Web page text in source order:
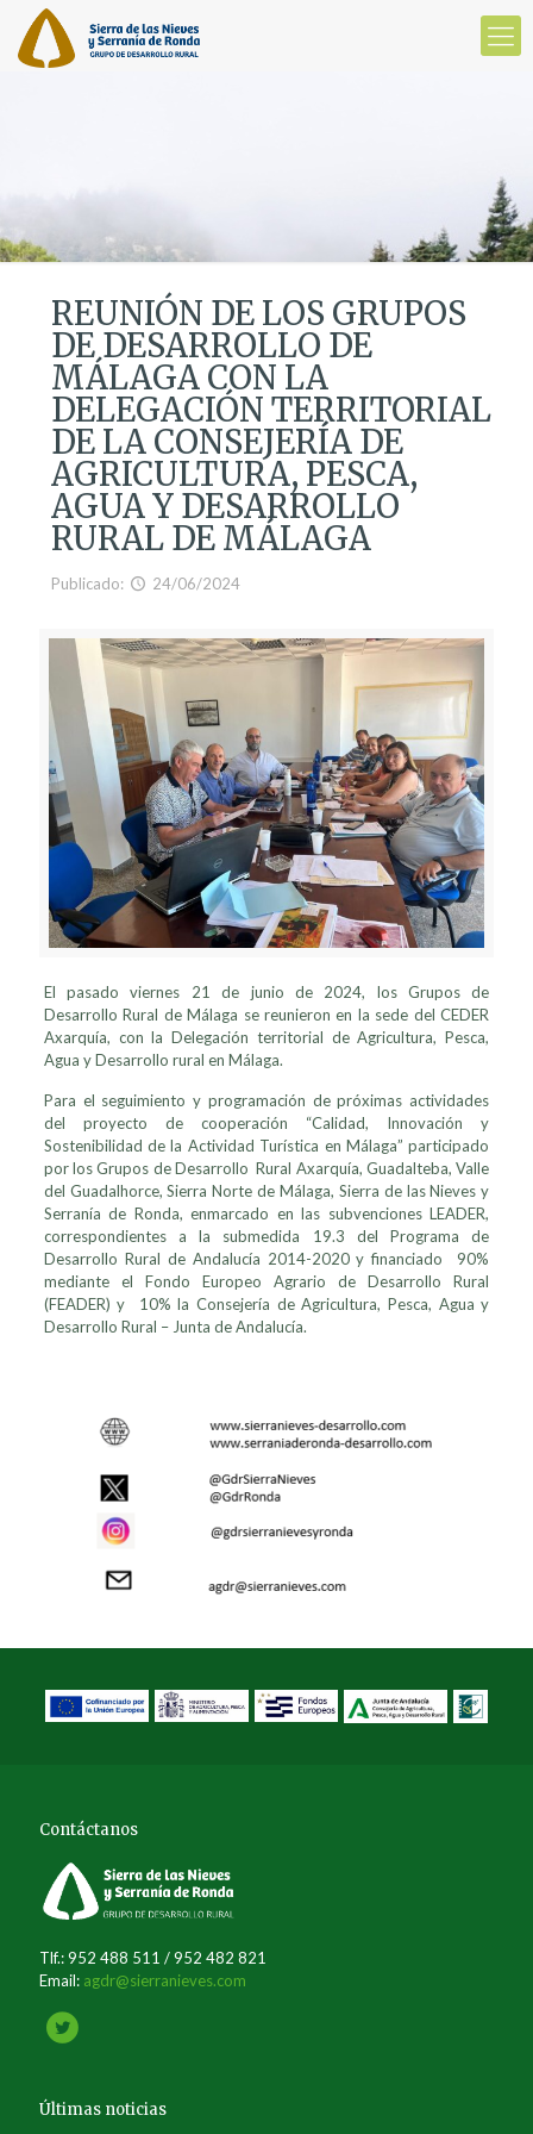
REUNIÓN DE LOS GRUPOS
DE DESARROLLO DE
MÁLAGA CON LA
DELEGACIÓN TERRITORIAL
DE LA CONSEJERÍA DE
AGRICULTURA, PESCA,
AGUA Y DESARROLLO
RURAL DE MÁLAGA
Publicado: 24/06/2024
El pasado viernes 21 de junio de 2024, los Grupos de
Desarrollo Rural de Málaga se reunieron en la sede del CEDER
Axarquía, con la Delegación territorial de Agricultura, Pesca,
Agua y Desarrollo rural en Málaga.
Para el seguimiento y programación de próximas actividades
del proyecto de cooperación “Calidad, Innovación y
Sostenibilidad de la Actividad Turística en Málaga” participado
por los Grupos de Desarrollo Rural Axarquía, Guadalteba, Valle
del Guadalhorce, Sierra Norte de Málaga, Sierra de las Nieves y
Serranía de Ronda, enmarcado en las subvenciones LEADER,
correspondientes a la submedida 19.3 del Programa de
Desarrollo Rural de Andalucía 2014-2020 y financiado 90%
mediante el Fondo Europeo Agrario de Desarrollo Rural
(FEADER) y 10% la Consejería de Agricultura, Pesca, Agua y
Desarrollo Rural – Junta de Andalucía.
Contáctanos
Tlf.: 952 488 511 / 952 482 821
Email: agdr@sierranieves.com
Últimas noticias